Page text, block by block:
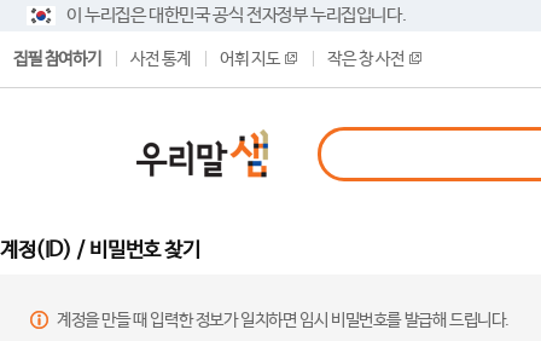
이 누리집은 대한민국 공식 전자정부 누리집입니다.
집필 참여하기 사전 통계 어휘 지도 작은 창 사전
계정(ID) / 비밀번호 찾기
계정을 만들 때 입력한 정보가 일치하면 임시 비밀번호를 발급해 드립니다.